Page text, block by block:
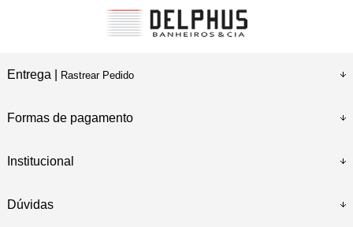
Entrega | Rastrear Pedido
Formas de pagamento
Institucional
Dúvidas